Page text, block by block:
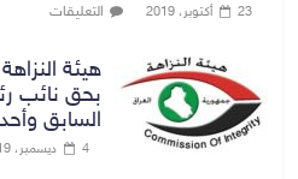
23 أكتوبر، 2019 التعليقات
هيئة
بحق نائب
السابق
4 ديسمبر، 2019